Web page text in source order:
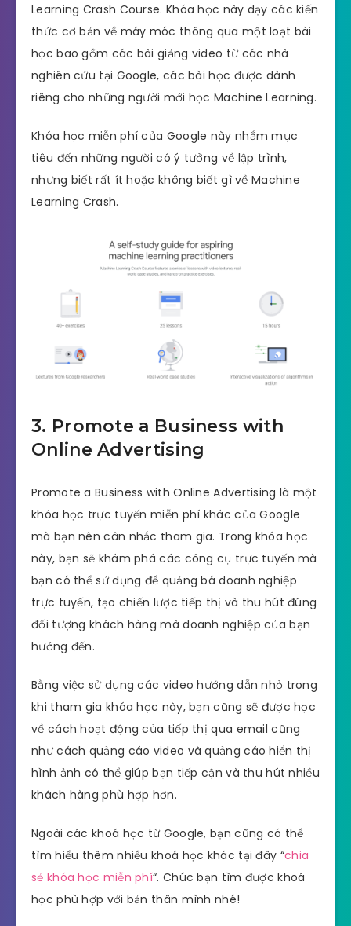
Learning Crash Course. Khóa học này dạy các kiến
​​thức cơ bản về máy móc thông qua một loạt bài
học bao gồm các bài giảng video từ các nhà
nghiên cứu tại Google, các bài học được dành
riêng cho những người mới học Machine Learning.
Khóa học miễn phí của Google này nhắm mục
tiêu đến những người có ý tưởng về lập trình,
nhưng biết rất ít hoặc không biết gì về Machine
Learning Crash.
3. Promote a Business with
Online Advertising
Promote a Business with Online Advertising là một
khóa học trực tuyến miễn phí khác của Google
mà bạn nên cân nhắc tham gia. Trong khóa học
này, bạn sẽ khám phá các công cụ trực tuyến mà
bạn có thể sử dụng để quảng bá doanh nghiệp
trực tuyến, tạo chiến lược tiếp thị và thu hút đúng
đối tượng khách hàng mà doanh nghiệp của bạn
hướng đến.
Bằng việc sử dụng các video hướng dẫn nhỏ trong
khi tham gia khóa học này, bạn cũng sẽ được học
về cách hoạt động của tiếp thị qua email cũng
như cách quảng cáo video và quảng cáo hiển thị
hình ảnh có thể giúp bạn tiếp cận và thu hút nhiều
khách hàng phù hợp hơn.
Ngoài các khoá học từ Google, bạn cũng có thể
tìm hiểu thêm nhiều khoá học khác tại đây “chia
sẻ khóa học miễn phí“. Chúc bạn tìm được khoá
học phù hợp với bản thân mình nhé!